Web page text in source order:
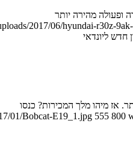
2017/06/hyundai-r30z-
אז מיהו מלך המכירות? כנסו
01/Bobcat-E19_1.jpg 555 800